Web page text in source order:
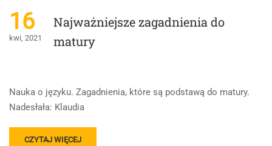
ROZPRAWKA
KROK
PO
16
kwi, 2021
Najważniejsze zagadnienia do
matury
Nauka o języku. Zagadnienia, które są podstawą do matury.
Nadesłała: Klaudia
READ
CZYTAJ WIĘCEJ